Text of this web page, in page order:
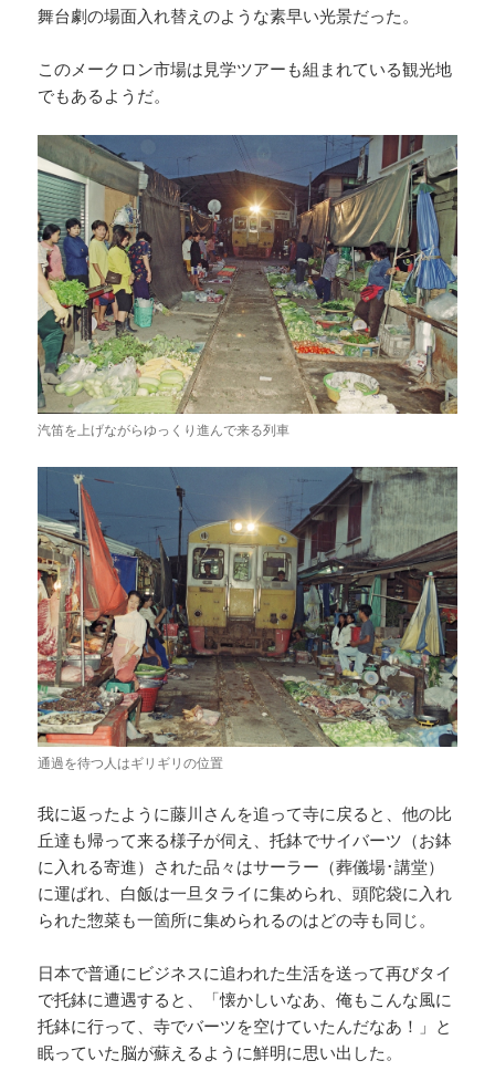
舞台劇の場面入れ替えのような素早い光景だった。
このメークロン市場は見学ツアーも組まれている観光地
でもあるようだ。
汽笛を上げながらゆっくり進んで来る列車
通過を待つ人はギリギリの位置
我に返ったように藤川さんを追って寺に戻ると、他の比
丘達も帰って来る様子が伺え、托鉢でサイバーツ（お鉢
に入れる寄進）された品々はサーラー（葬儀場･講堂）
に運ばれ、白飯は一旦タライに集められ、頭陀袋に入れ
られた惣菜も一箇所に集められるのはどの寺も同じ。
日本で普通にビジネスに追われた生活を送って再びタイ
で托鉢に遭遇すると、「懐かしいなあ、俺もこんな風に
托鉢に行って、寺でバーツを空けていたんだなあ！」と
眠っていた脳が蘇えるように鮮明に思い出した。